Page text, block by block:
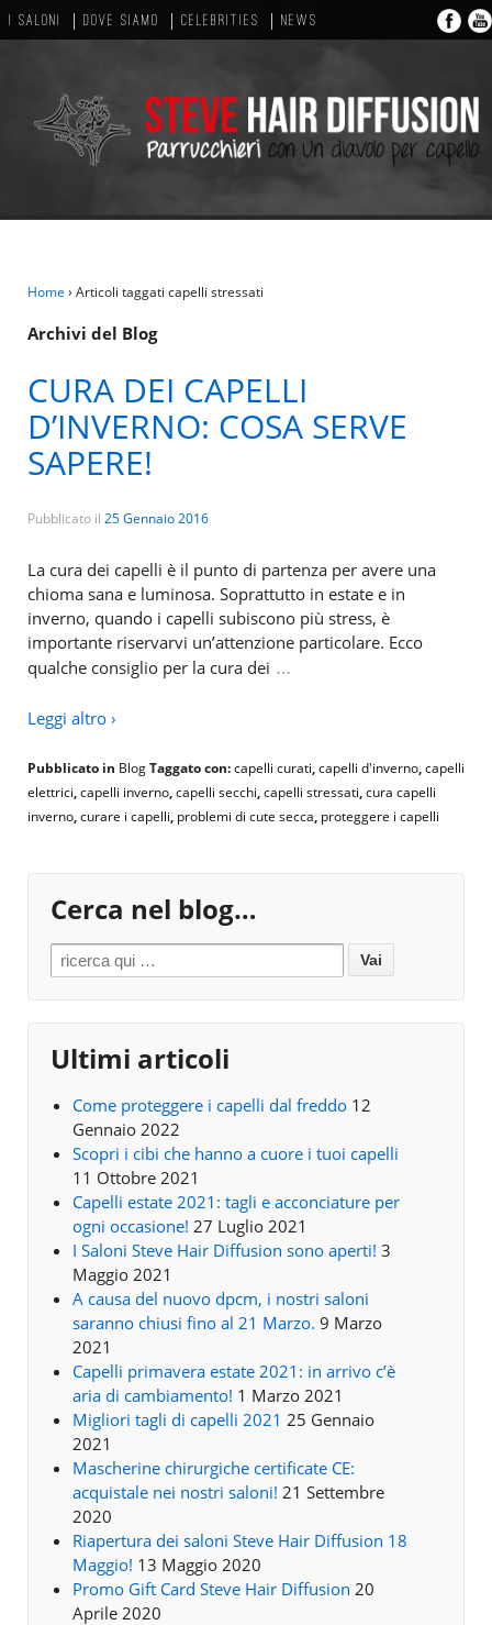
I SALONI DOVE SIAMO CELEBRITIES NEWS
Home › Articoli taggati capelli stressati
Archivi del Blog
CURA DEI CAPELLI
D’INVERNO: COSA SERVE
SAPERE!
Pubblicato il 25 Gennaio 2016
La cura dei capelli è il punto di partenza per avere una
chioma sana e luminosa. Soprattutto in estate e in
inverno, quando i capelli subiscono più stress, è
importante riservarvi un’attenzione particolare. Ecco
qualche consiglio per la cura dei …
Leggi altro ›
Pubblicato in BlogTaggato con:capelli curati,capelli d'inverno,capelli
elettrici,capelli inverno,capelli secchi,capelli stressati,cura capelli
inverno,curare i capelli, problemi di cute secca, proteggere i capelli
Cerca nel blog…
Search for:
Ultimi articoli
Come proteggere i capelli dal freddo 12
Gennaio 2022
Scopri i cibi che hanno a cuore i tuoi capelli
11 Ottobre 2021
Capelli estate 2021: tagli e acconciature per
ogni occasione! 27 Luglio 2021
I Saloni Steve Hair Diffusion sono aperti! 3
Maggio 2021
A causa del nuovo dpcm, i nostri saloni
saranno chiusi fino al 21 Marzo. 9 Marzo
2021
Capelli primavera estate 2021: in arrivo c’è
aria di cambiamento! 1 Marzo 2021
Migliori tagli di capelli 2021 25 Gennaio
2021
Mascherine chirurgiche certificate CE:
acquistale nei nostri saloni! 21 Settembre
2020
Riapertura dei saloni Steve Hair Diffusion 18
Maggio! 13 Maggio 2020
Promo Gift Card Steve Hair Diffusion 20
Aprile 2020